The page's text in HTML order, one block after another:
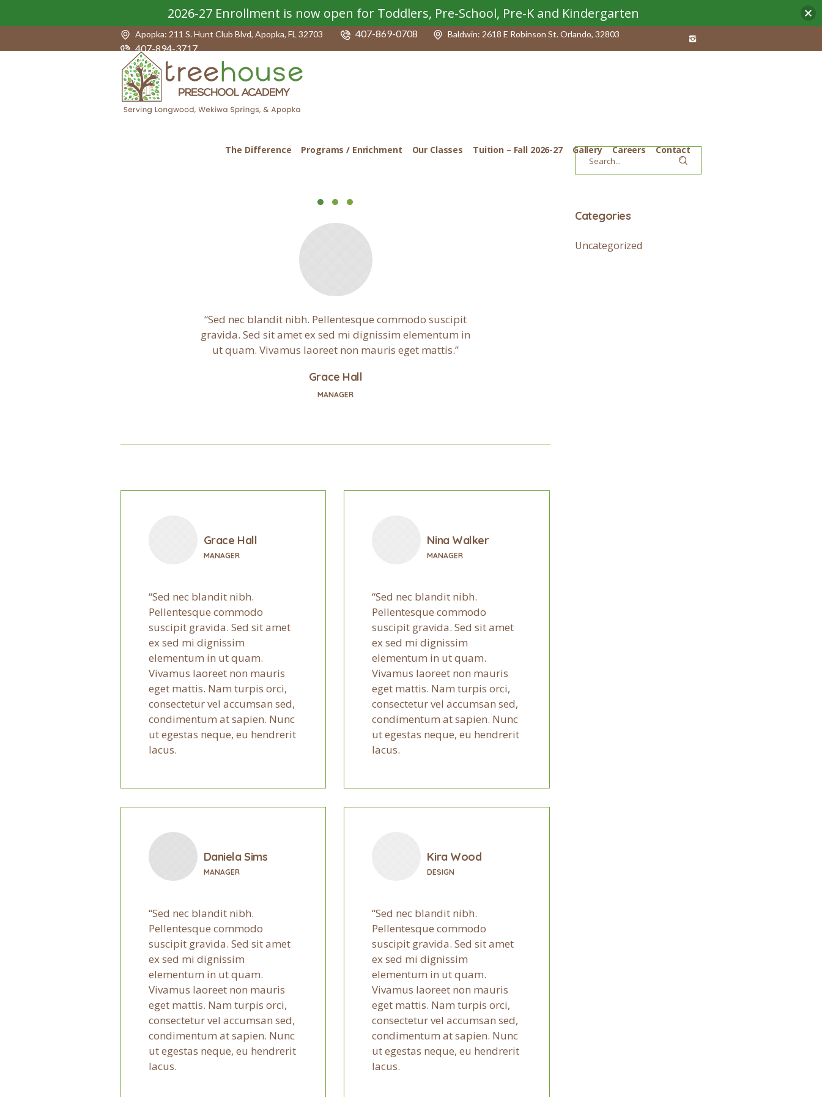
Apopka: 211 S. Hunt Club Blvd, Apopka, FL 32703 407-869-0708 Baldwin: 2618 E Robinson St. Orlando, 32803
407-894-3717
The Difference Programs / Enrichment Our Classes Tuition – Fall 2026-27 Gallery Careers Contact
Sed nec blandit nibh. Pellentesque commodo suscipit
gravida. Sed sit amet ex sed mi dignissim elementum in
ut quam. Vivamus laoreet non mauris eget mattis.
Grace Hall
MANAGER
Grace Hall
MANAGER
Sed nec blandit nibh.
Pellentesque commodo
suscipit gravida. Sed sit amet
ex sed mi dignissim
elementum in ut quam.
Vivamus laoreet non mauris
eget mattis. Nam turpis orci,
consectetur vel accumsan sed,
condimentum at sapien. Nunc
ut egestas neque, eu hendrerit
lacus.
Nina Walker
MANAGER
Sed nec blandit nibh.
Pellentesque commodo
suscipit gravida. Sed sit amet
ex sed mi dignissim
elementum in ut quam.
Vivamus laoreet non mauris
eget mattis. Nam turpis orci,
consectetur vel accumsan sed,
condimentum at sapien. Nunc
ut egestas neque, eu hendrerit
lacus.
Daniela Sims
MANAGER
Sed nec blandit nibh.
Pellentesque commodo
suscipit gravida. Sed sit amet
ex sed mi dignissim
elementum in ut quam.
Vivamus laoreet non mauris
eget mattis. Nam turpis orci,
consectetur vel accumsan sed,
condimentum at sapien. Nunc
ut egestas neque, eu hendrerit
lacus.
Kira Wood
DESIGN
Sed nec blandit nibh.
Pellentesque commodo
suscipit gravida. Sed sit amet
ex sed mi dignissim
elementum in ut quam.
Vivamus laoreet non mauris
eget mattis. Nam turpis orci,
consectetur vel accumsan sed,
condimentum at sapien. Nunc
ut egestas neque, eu hendrerit
lacus.
Categories
Uncategorized
2026-27 Enrollment is now open for Toddlers, Pre-School, Pre-K and Kindergarten